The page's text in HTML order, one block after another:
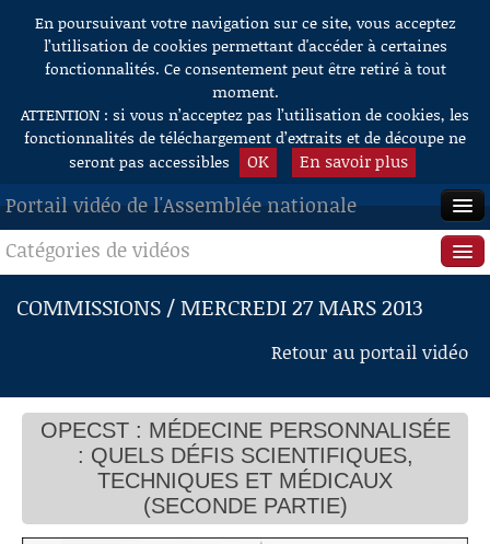
Aller au contenu
En poursuivant votre navigation sur ce site, vous acceptez
l’utilisation de cookies permettant d'accéder à certaines
fonctionnalités. Ce consentement peut être retiré à tout
moment.
ATTENTION : si vous n’acceptez pas l’utilisation de cookies, les
fonctionnalités de téléchargement d’extraits et de découpe ne
seront pas accessibles
OK En savoir plus
Portail vidéo de l'Assemblée nationale
ACCUEIL
EN DIRECT
RECHERCHE
AIDE À LA DÉCOUPE
DE VIDÉOS
Catégories de vidéos
Séance publique
Questions au Gouvernement
Commissions
Présidence
Évènements
Connaissance, Histoire
COMMISSIONS / MERCREDI 27 MARS 2013
Retour au portail vidéo
OPECST : MÉDECINE PERSONNALISÉE
: QUELS DÉFIS SCIENTIFIQUES,
TECHNIQUES ET MÉDICAUX
(SECONDE PARTIE)